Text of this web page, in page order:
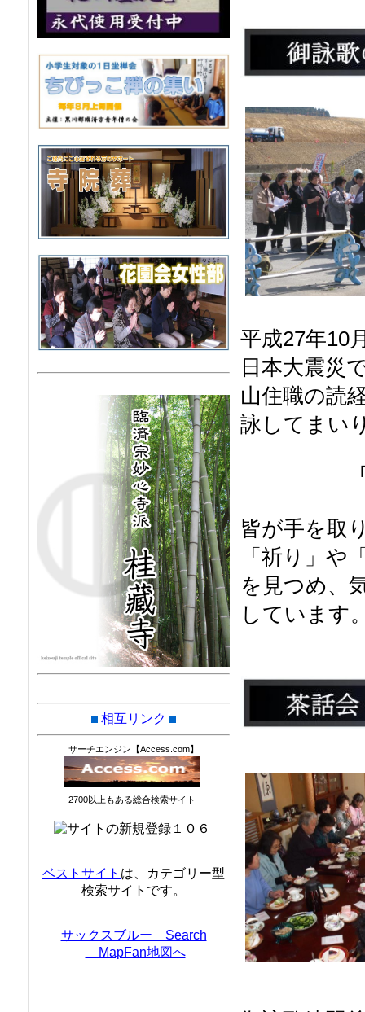
平成27年10
日本大震災
山住職の読
詠してまい
皆が手を取
「祈り」や
を見つめ、
しています
相互リンク
サーチエンジン【Access.com】
2700以上もある総合検索サイト
ベストサイト は、カテゴリー型
検索サイトです。
サックスブルー Search
MapFan地図へ